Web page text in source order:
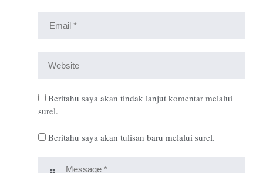
Beritahu saya akan tindak lanjut komentar melalui
surel.
Beritahu saya akan tulisan baru melalui surel.